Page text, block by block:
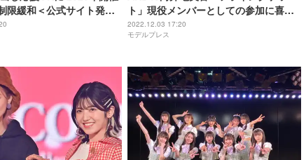
限緩和＜公式サイト発表
ト」現役メンバーとしての参加に喜び
柏木由紀は卒業予定に再び言及＜「ベ
ストアーティスト2022」取材会＞
2022.12.03 17:20
モデルプレス